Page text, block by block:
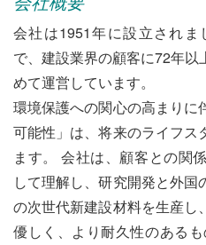
会社は1951年に設立され
で、建設業界の顧客に72年
めて運営しています。
環境保護への関心の高まりに
可能性」は、将来のライフス
ます。 会社は、顧客との関
して理解し、研究開発と外
の次世代新建設材料を生産し
優しく、より耐久性のあるも